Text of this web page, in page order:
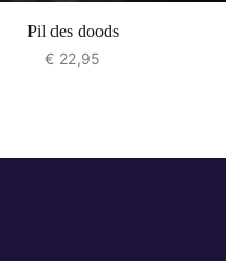
Pil des doods
€ 22,95